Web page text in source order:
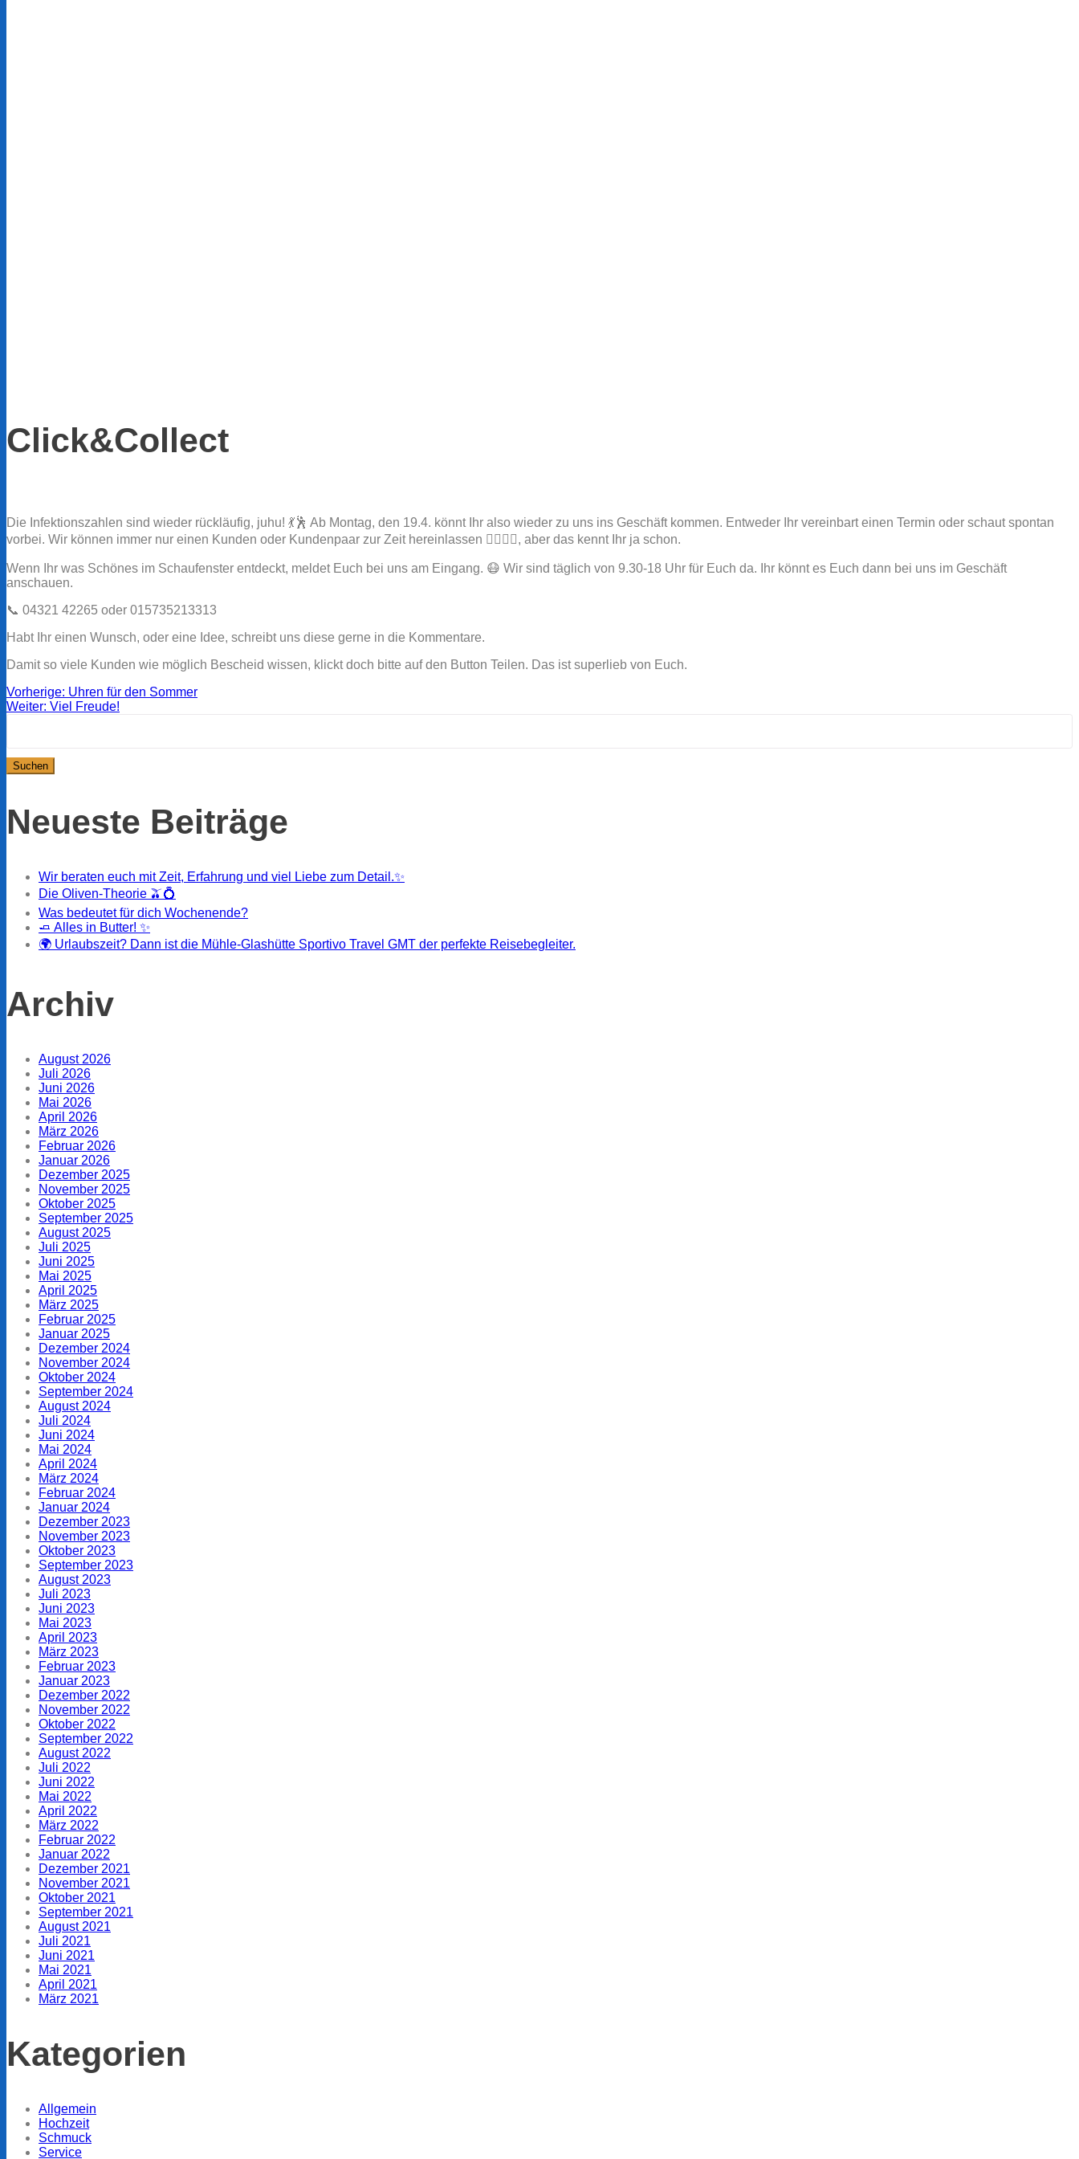
Click&Collect
Die Infektionszahlen sind wieder rückläufig, juhu! 💃🕺 Ab Montag, den 19.4. könnt Ihr also wieder zu uns ins Geschäft kommen. Entweder Ihr vereinbart einen Termin oder schaut spontan
vorbei. Wir können immer nur einen Kunden oder Kundenpaar zur Zeit hereinlassen 🙍‍♀️🙍‍♂️, aber das kennt Ihr ja schon.
Wenn Ihr was Schönes im Schaufenster entdeckt, meldet Euch bei uns am Eingang. 😷 Wir sind täglich von 9.30-18 Uhr für Euch da. Ihr könnt es Euch dann bei uns im Geschäft
anschauen.
📞 04321 42265 oder 015735213313
Habt Ihr einen Wunsch, oder eine Idee, schreibt uns diese gerne in die Kommentare.
Damit so viele Kunden wie möglich Bescheid wissen, klickt doch bitte auf den Button Teilen. Das ist superlieb von Euch.
Beitragsnavigation
Vorherige: Vorheriger
Beitrag:
Uhren für den Sommer
Weiter: Nächster
Viel Freude!
Neueste Beiträge
Wir beraten euch mit Zeit, Erfahrung und viel Liebe zum Detail.✨
Die Oliven-Theorie 🫒💍
Was bedeutet für dich Wochenende?
🧈 Alles in Butter! ✨
🌍 Urlaubszeit? Dann ist die Mühle-Glashütte Sportivo Travel GMT der perfekte Reisebegleiter.
Archiv
August 2026
Juli 2026
Juni 2026
Mai 2026
April 2026
März 2026
Februar 2026
Januar 2026
Dezember 2025
November 2025
Oktober 2025
September 2025
August 2025
Juli 2025
Juni 2025
Mai 2025
April 2025
März 2025
Februar 2025
Januar 2025
Dezember 2024
November 2024
Oktober 2024
September 2024
August 2024
Juli 2024
Juni 2024
Mai 2024
April 2024
März 2024
Februar 2024
Januar 2024
Dezember 2023
November 2023
Oktober 2023
September 2023
August 2023
Juli 2023
Juni 2023
Mai 2023
April 2023
März 2023
Februar 2023
Januar 2023
Dezember 2022
November 2022
Oktober 2022
September 2022
August 2022
Juli 2022
Juni 2022
Mai 2022
April 2022
März 2022
Februar 2022
Januar 2022
Dezember 2021
November 2021
Oktober 2021
September 2021
August 2021
Juli 2021
Juni 2021
Mai 2021
April 2021
März 2021
Kategorien
Allgemein
Hochzeit
Schmuck
Service